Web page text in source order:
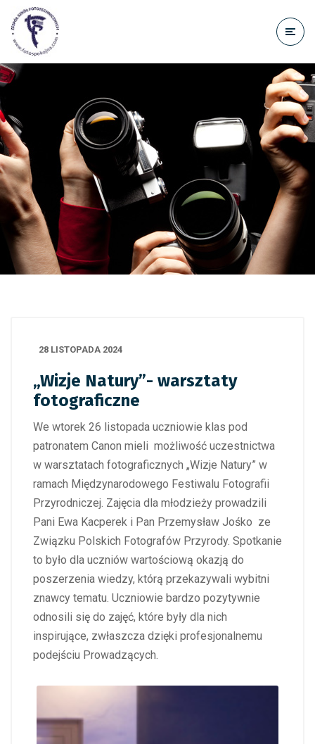
treści
28 LISTOPADA 2024
„Wizje Natury”- warsztaty
fotograficzne
We wtorek 26 listopada uczniowie klas pod
patronatem Canon mieli możliwość uczestnictwa
w warsztatach fotograficznych „Wizje Natury” w
ramach Międzynarodowego Festiwalu Fotografii
Przyrodniczej. Zajęcia dla młodzieży prowadzili
Pani Ewa Kacperek i Pan Przemysław Jośko ze
Związku Polskich Fotografów Przyrody. Spotkanie
to było dla uczniów wartościową okazją do
poszerzenia wiedzy, którą przekazywali wybitni
znawcy tematu. Uczniowie bardzo pozytywnie
odnosili się do zajęć, które były dla nich
inspirujące, zwłaszcza dzięki profesjonalnemu
podejściu Prowadzących.